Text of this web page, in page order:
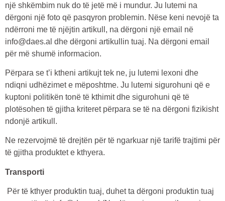
një shkëmbim nuk do të jetë më i mundur. Ju lutemi na
dërgoni një foto që pasqyron problemin. Nëse keni nevojë ta
ndërroni me të njëjtin artikull, na dërgoni një email në
info@daes.al dhe dërgoni artikullin tuaj. Na dërgoni email
për më shumë informacion.
Përpara se t’i ktheni artikujt tek ne, ju lutemi lexoni dhe
ndiqni udhëzimet e mëposhtme. Ju lutemi sigurohuni që e
kuptoni politikën tonë të kthimit dhe sigurohuni që të
plotësohen të gjitha kriteret përpara se të na dërgoni fizikisht
ndonjë artikull.
Ne rezervojmë të drejtën për të ngarkuar një tarifë trajtimi për
të gjitha produktet e kthyera.
Transporti
Për të kthyer produktin tuaj, duhet ta dërgoni produktin tuaj